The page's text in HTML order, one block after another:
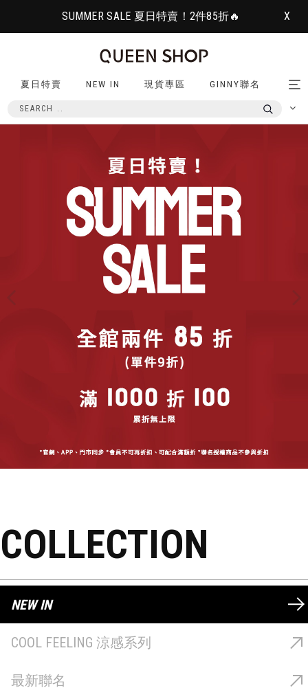
SUMMER SALE 夏日特賣！2件85折🔥 X
夏日特賣 NEW IN 現貨專區 GINNY聯名
COLLECTION
NEW IN
COOL FEELING 涼感系列
最新聯名